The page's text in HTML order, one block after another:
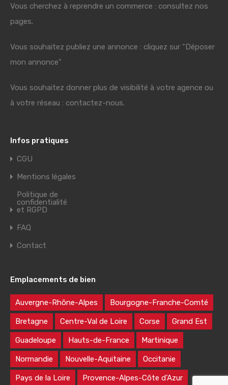
Vous cherchez à reprendre un commerce : consultez nos
pages.
Vous souhaitez publiez une annonce : cliquez sur "Déposer
mon annonce"
Vous souhaitez donner plus de visibilité à votre agence ou
à votre réseau : contactez-nous.
Infos pratiques
CGU
Mentions légales
Politique de
confidentialité
et RGPD
FAQ
Contact
Emplacements de bien
Auvergne-Rhône-Alpes Bourgogne-Franche-Comté
Bretagne Centre-Val de Loire Corse Grand Est
Guadeloupe Hauts-de-France Martinique
Normandie Nouvelle-Aquitaine Occitanie
Pays de la Loire Provence-Alpes-Côte d’Azur